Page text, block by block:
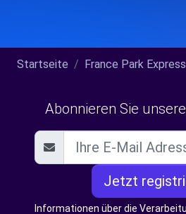
Startseite France Park Express
Abonnieren Sie
Jetzt
Informationen über die